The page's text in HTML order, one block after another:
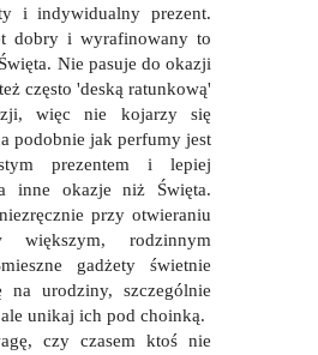
i indywidualny prezent.
dobry i wyrafinowany to
Nie pasuje do okazji
często 'deską ratunkową'
więc nie kojarzy się
podobnie jak perfumy jest
prezentem i lepiej
inne okazje niż Święta.
przy otwieraniu
większym, rodzinnym
gadżety świetnie
na urodziny, szczególnie
ale unikaj ich pod choinką.
czy czasem ktoś nie